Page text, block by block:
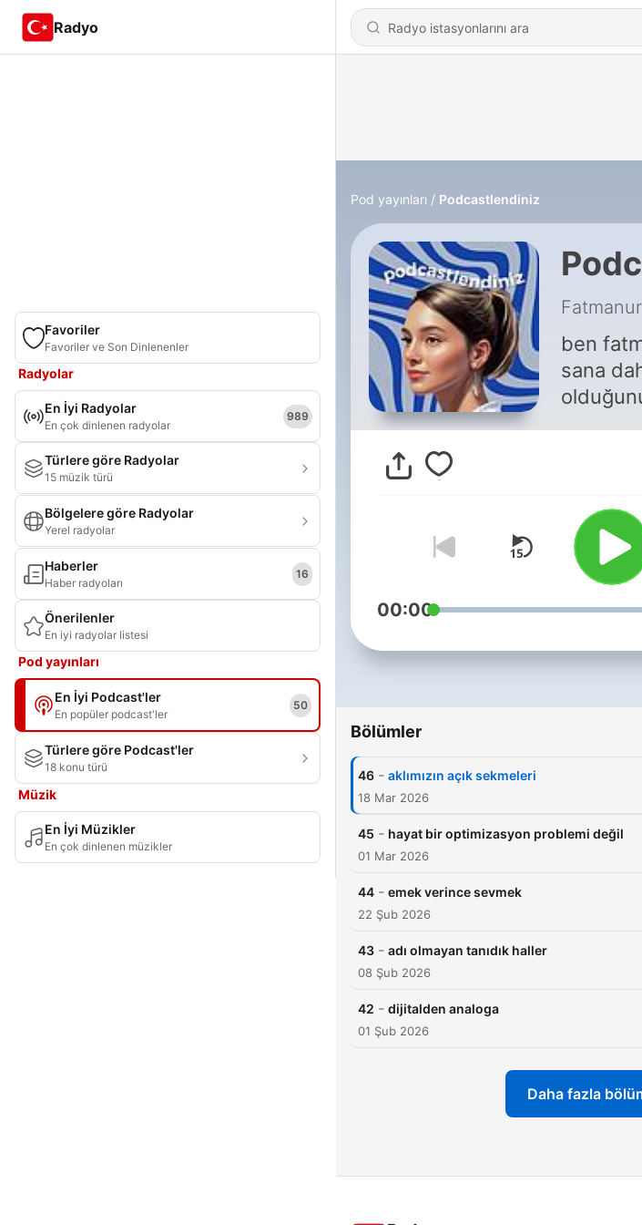
Radyo
Favoriler
Favoriler ve Son Dinlenenler
Radyolar
En İyi Radyolar
En çok dinlenen radyolar
989
Türlere göre Radyolar
15 müzik türü
Bölgelere göre Radyolar
Yerel radyolar
Haberler
Haber radyoları
16
Önerilenler
En iyi radyolar listesi
Pod yayınları
En İyi Podcast'ler
En popüler podcast'ler
50
Türlere göre Podcast'ler
18 konu türü
Müzik
En İyi Müzikler
En çok dinlenen müzikler
Pod yayınları Podcastlendiniz
ben
sana
💌
00:00
Bölümler
46 - aklımızın açık sekmeleri
18 Mar 2026
45 - hayat bir optimizasyon problemi değil
01 Mar 2026
44 - emek verince sevmek
22 Şub 2026
43 - adı olmayan tanıdık haller
08 Şub 2026
42 - dijitalden analoga
01 Şub 2026
Daha fazla